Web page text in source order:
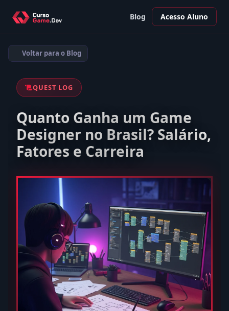
Blog Acesso Aluno
Voltar para o Blog
QUEST LOG
Quanto Ganha um Game
Designer no Brasil? Salário,
Fatores e Carreira